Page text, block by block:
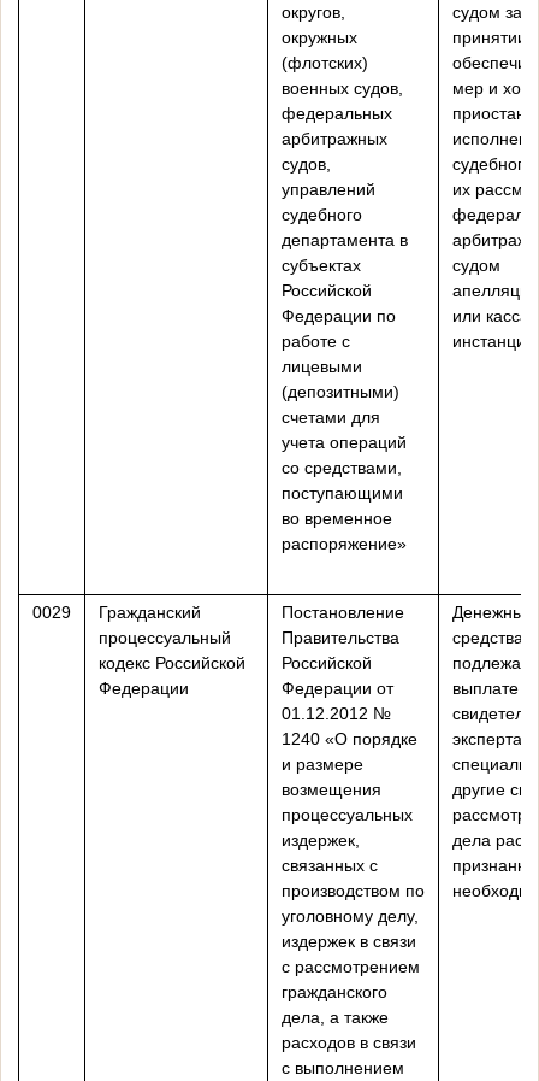
округов,
окружных
(флотских)
военных судов,
федеральных
арбитражных
судов,
управлений
судебного
департамента в
субъектах
Российской
Федерации по
работе с
лицевыми
(депозитными)
счетами для
учета операций
со средствами,
поступающими
во временное
распоряжение»
судом
принятии
мер и
судебного
их
судом
или
инстанции
0029
Гражданский
процессуальный
кодекс Российской
Федерации
Постановление
Правительства
Российской
Федерации от
01.12.2012 №
1240 «О порядке
и размере
возмещения
процессуальных
издержек,
связанных с
производством по
уголовному делу,
издержек в связи
с рассмотрением
гражданского
дела, а также
расходов в связи
с выполнением
Денежные
средства,
выплате
экспертам
другие
дела